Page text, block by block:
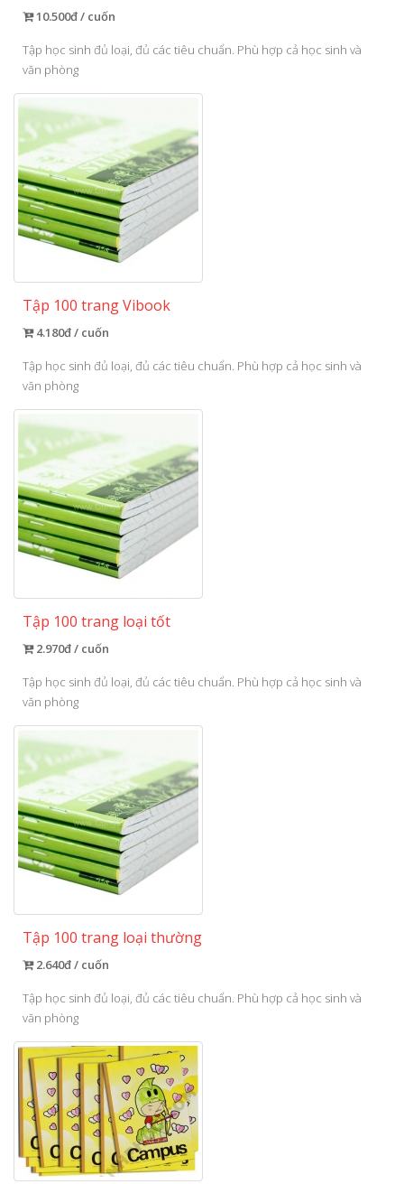
10.500đ / cuốn
Tập học sinh đủ loại, đủ các tiêu chuẩn. Phù hợp cả học sinh và
văn phòng
Tập 100 trang Vibook
4.180đ / cuốn
Tập học sinh đủ loại, đủ các tiêu chuẩn. Phù hợp cả học sinh và
văn phòng
Tập 100 trang loại tốt
2.970đ / cuốn
Tập học sinh đủ loại, đủ các tiêu chuẩn. Phù hợp cả học sinh và
văn phòng
Tập 100 trang loại thường
2.640đ / cuốn
Tập học sinh đủ loại, đủ các tiêu chuẩn. Phù hợp cả học sinh và
văn phòng